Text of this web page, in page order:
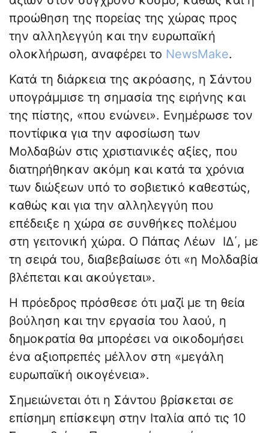
προώθηση της πορείας της χώρας προς
την αλληλεγγύη και την ευρωπαϊκή
ολοκλήρωση, αναφέρει το NewsMake.
Κατά τη διάρκεια της ακρόασης, η Σάντου
υπογράμμισε τη σημασία της ειρήνης και
της πίστης, «που ενώνει». Ενημέρωσε τον
ποντίφικα για την αφοσίωση των
Μολδαβών στις χριστιανικές αξίες, που
διατηρήθηκαν ακόμη και κατά τα χρόνια
των διώξεων υπό το σοβιετικό καθεστώς,
καθώς και για την αλληλεγγύη που
επέδειξε η χώρα σε συνθήκες πολέμου
στη γειτονική χώρα. Ο Πάπας Λέων ΙΔ΄, με
τη σειρά του, διαβεβαίωσε ότι «η Μολδαβία
βλέπεται και ακούγεται».
Η πρόεδρος πρόσθεσε ότι μαζί με τη θεία
βούληση και την εργασία του λαού, η
δημοκρατία θα μπορέσει να οικοδομήσει
ένα αξιοπρεπές μέλλον στη «μεγάλη
ευρωπαϊκή οικογένεια».
Σημειώνεται ότι η Σάντου βρίσκεται σε
επίσημη επίσκεψη στην Ιταλία από τις 10